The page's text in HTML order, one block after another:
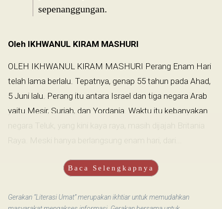
sepenanggungan.
Oleh IKHWANUL KIRAM MASHURI
OLEH IKHWANUL KIRAM MASHURI Perang Enam Hari
telah lama berlalu. Tepatnya, genap 55 tahun pada Ahad,
5 Juni lalu. Perang itu antara Israel dan tiga negara Arab
yaitu Mesir, Suriah, dan Yordania. Waktu itu kebanyakan
negara Teluk, yang kini kaya raya, masih dijajah Britania
Raya. Meski hanya berlangsung enam hari, dari...
Baca Selengkapnya
Gerakan “Literasi Umat” merupakan ikhtiar untuk memudahkan